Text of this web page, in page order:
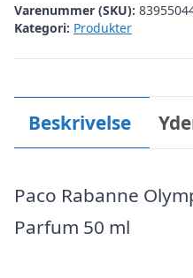
Varenummer (SKU):
Kategori: Produkter
Beskrivelse
Paco Rabanne
Parfum 50 ml